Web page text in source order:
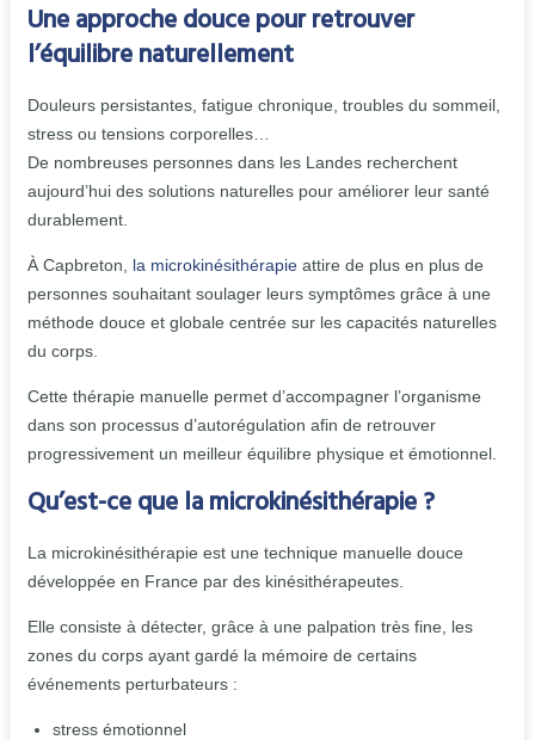
Une approche douce pour retrouver
l’équilibre naturellement
Douleurs persistantes, fatigue chronique, troubles du sommeil,
stress ou tensions corporelles…
De nombreuses personnes dans les Landes recherchent
aujourd’hui des solutions naturelles pour améliorer leur santé
durablement.
À Capbreton, la microkinésithérapie attire de plus en plus de
personnes souhaitant soulager leurs symptômes grâce à une
méthode douce et globale centrée sur les capacités naturelles
du corps.
Cette thérapie manuelle permet d’accompagner l’organisme
dans son processus d’autorégulation afin de retrouver
progressivement un meilleur équilibre physique et émotionnel.
Qu’est-ce que la microkinésithérapie ?
La microkinésithérapie est une technique manuelle douce
développée en France par des kinésithérapeutes.
Elle consiste à détecter, grâce à une palpation très fine, les
zones du corps ayant gardé la mémoire de certains
événements perturbateurs :
stress émotionnel